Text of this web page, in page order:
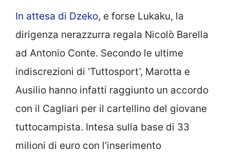
In attesa di Dzeko, e forse Lukaku, la
dirigenza nerazzurra regala Nicolò Barella
ad Antonio Conte. Secondo le ultime
indiscrezioni di ‘Tuttosport’, Marotta e
Ausilio hanno infatti raggiunto un accordo
con il Cagliari per il cartellino del giovane
tuttocampista. Intesa sulla base di 33
milioni di euro con l’inserimento